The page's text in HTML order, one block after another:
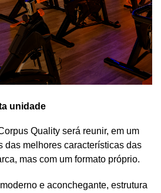
unidade
Quality será reunir, em um
das melhores características das
mas com um formato próprio.
e aconchegante, estrutura